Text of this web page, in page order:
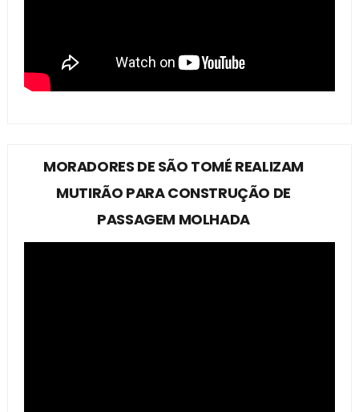
MORADORES DE SÃO TOMÉ REALIZAM
MUTIRÃO PARA CONSTRUÇÃO DE
PASSAGEM MOLHADA